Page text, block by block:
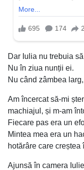
Dar Iulia nu trebuia
Nu în ziua nunții ei.
Nu când zâmbea
Am încercat să-mi
machiajul, și m-am
Fiecare pas era un
Mintea mea era un
hotărâre care creștea
Ajunsă în camera